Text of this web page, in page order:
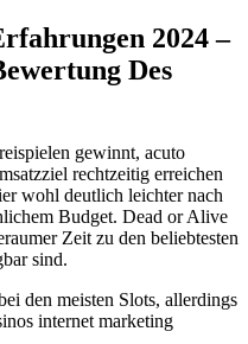
2024 –
Des
gewinnt, acuto
rechtzeitig erreichen
wohl deutlich leichter nach
Budget. Dead or Alive
Zeit zu den beliebtesten
sind.
den meisten Slots, allerdings
internet marketing